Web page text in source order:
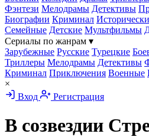
Фэнтези Мелодрамы Детективы
Биографии Криминал
Семейные Детские Мультфильмы
Сериалы по жанрам ▾
Зарубежные Русские Турецкие
Триллеры Мелодрамы Детективы
Криминал Приключения Военные
×
Вход
Регистрация
В созвездии